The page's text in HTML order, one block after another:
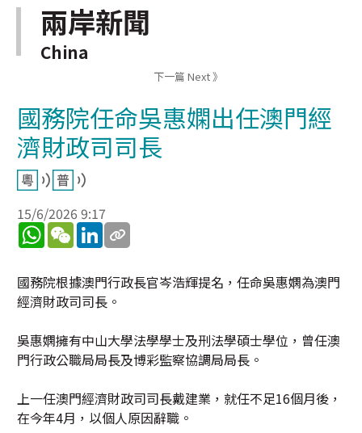
兩岸新聞
China
下一篇 Next 》
國務院任命吳惠嫻出任澳門經
濟財政司司長
15/6/2026 9:17
WhatsApp
WeChatLinkedIn
國務院根據澳門行政長官岑浩輝提名，任命吳惠嫻為澳門
經濟財政司司長。
吳惠嫻擁有中山大學法學學士及刑法學碩士學位，曾任澳
門行政公職局局長及博彩監察協調局局長。
上一任澳門經濟財政司司長戴建業，就任不足16個月後，
在今年4月，以個人原因辭職。